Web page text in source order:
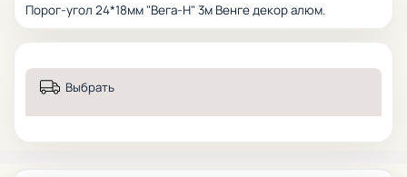
Порог-угол 24*18мм "Вега-Н" 3м Венге декор алюм.
Выбрать